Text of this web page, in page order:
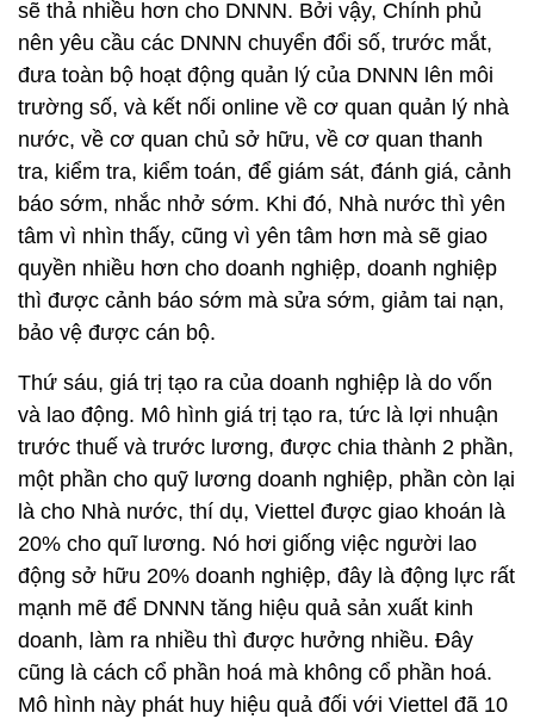
sẽ thả nhiều hơn cho DNNN. Bởi vậy, Chính phủ
nên yêu cầu các DNNN chuyển đổi số, trước mắt,
đưa toàn bộ hoạt động quản lý của DNNN lên môi
trường số, và kết nối online về cơ quan quản lý nhà
nước, về cơ quan chủ sở hữu, về cơ quan thanh
tra, kiểm tra, kiểm toán, để giám sát, đánh giá, cảnh
báo sớm, nhắc nhở sớm. Khi đó, Nhà nước thì yên
tâm vì nhìn thấy, cũng vì yên tâm hơn mà sẽ giao
quyền nhiều hơn cho doanh nghiệp, doanh nghiệp
thì được cảnh báo sớm mà sửa sớm, giảm tai nạn,
bảo vệ được cán bộ.
Thứ sáu, giá trị tạo ra của doanh nghiệp là do vốn
và lao động. Mô hình giá trị tạo ra, tức là lợi nhuận
trước thuế và trước lương, được chia thành 2 phần,
một phần cho quỹ lương doanh nghiệp, phần còn lại
là cho Nhà nước, thí dụ, Viettel được giao khoán là
20% cho quĩ lương. Nó hơi giống việc người lao
động sở hữu 20% doanh nghiệp, đây là động lực rất
mạnh mẽ để DNNN tăng hiệu quả sản xuất kinh
doanh, làm ra nhiều thì được hưởng nhiều. Đây
cũng là cách cổ phần hoá mà không cổ phần hoá.
Mô hình này phát huy hiệu quả đối với Viettel đã 10